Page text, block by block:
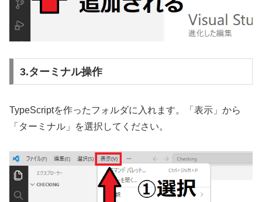
3.ターミナル操作
TypeScriptを作ったフォルダに入れます。「表示」から
「ターミナル」を選択してください。